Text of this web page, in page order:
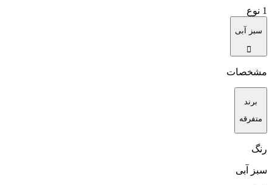
1 نوع
سبز آبی
مشخصات
برند
متفرقه
رنگ
سبز آبی